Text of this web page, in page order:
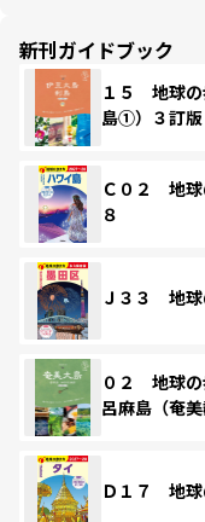
新刊ガイドブック
１５ 地球
島①）３訂版
Ｃ０２ 地
８
Ｊ３３ 地
０２ 地球
呂麻島（奄
Ｄ１７ 地